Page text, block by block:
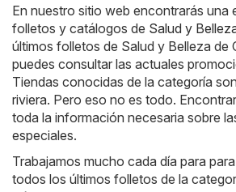
En nuestro sitio web encontrarás una
folletos y catálogos de Salud y
últimos folletos de Salud y Belleza de
puedes consultar las actuales
Tiendas conocidas de la categoría son
riviera. Pero eso no es todo.
toda la información necesaria sobre
especiales.
Trabajamos mucho cada día para
todos los últimos folletos de la